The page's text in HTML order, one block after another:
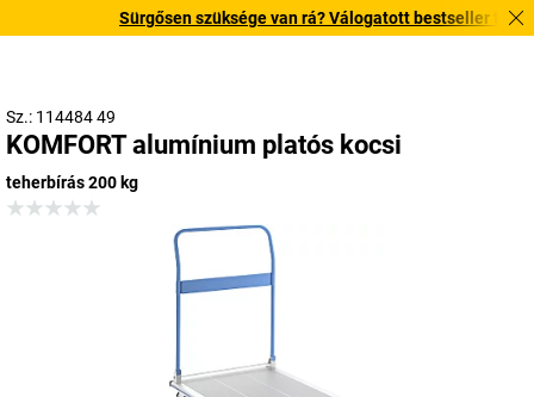
Sürgősen szüksége van rá? Válogatott bestseller
Sz.: 114484 49
KOMFORT alumínium platós kocsi
teherbírás 200 kg